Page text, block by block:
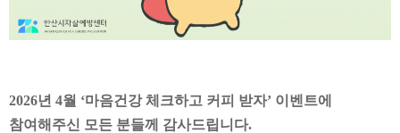
2026년 4월 ‘마음건강 체크하고 커피 받자’ 이벤트에
참여해주신 모든 분들께 감사드립니다.